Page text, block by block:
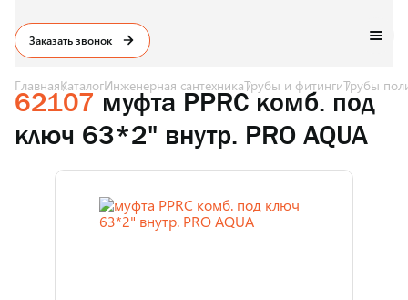
Заказать звонок
ГлавнаяКаталогИнженерная сантехникаТрубы и фитингиТрубы
62107 муфта PPRC комб. под
ключ 63*2" внутр. PRO AQUA